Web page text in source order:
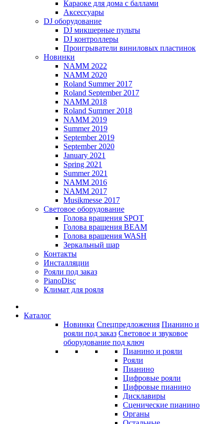
Караоке для дома с баллами
Аксессуары
DJ оборудование
DJ микшерные пульты
DJ контроллеры
Проигрыватели виниловых пластинок
Новинки
NAMM 2022
NAMM 2020
Roland Summer 2017
Roland September 2017
NAMM 2018
Roland Summer 2018
NAMM 2019
Summer 2019
September 2019
September 2020
January 2021
Spring 2021
Summer 2021
NAMM 2016
NAMM 2017
Musikmesse 2017
Световое оборудование
Голова вращения SPOT
Голова вращения BEAM
Голова вращения WASH
Зеркальный шар
Контакты
Инсталляции
Рояли под заказ
PianoDisc
Климат для рояля
Каталог
Новинки Спецпредложения Пианино и
рояли под заказ Световое и звуковое
оборудование под ключ
Пианино и рояли
Рояли
Пианино
Цифровые рояли
Цифровые пианино
Дисклавиры
Сценические пианино
Органы